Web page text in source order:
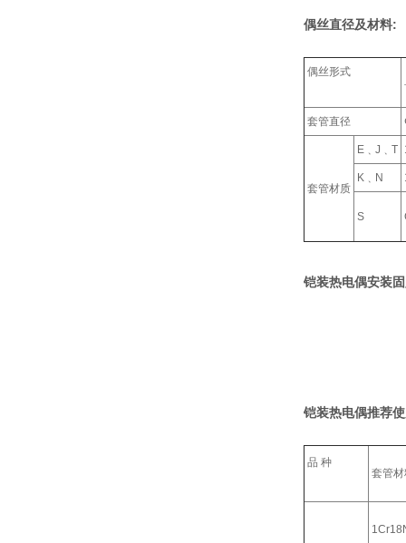
偶丝直径及材料:
偶丝形式
套管直径
套管材质
E﹑J﹑T
K﹑N
S
铠装热电偶安装
铠装热电偶推荐
品 种
套管材